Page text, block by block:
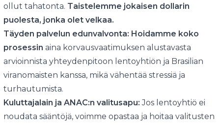
ollut tahatonta. Taistelemme jokaisen dollarin
puolesta, jonka olet velkaa.
Täyden palvelun edunvalvonta: Hoidamme koko
prosessin aina korvausvaatimuksen alustavasta
arvioinnista yhteydenpitoon lentoyhtiön ja Brasilian
viranomaisten kanssa, mikä vähentää stressiä ja
turhautumista.
Kuluttajalain ja ANAC:n valitusapu: Jos lentoyhtiö ei
noudata sääntöjä, voimme opastaa ja hoitaa valitusten